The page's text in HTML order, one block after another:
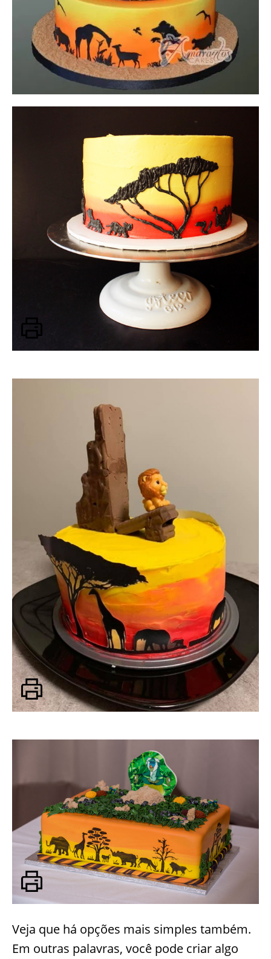
Veja que há opções mais simples também.
Em outras palavras, você pode criar algo